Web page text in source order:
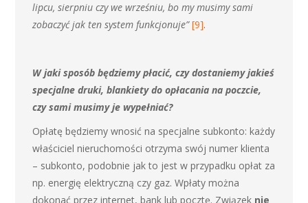
lipcu, sierpniu czy we wrześniu, bo my musimy sami
zobaczyć jak ten system funkcjonuje” [9].
W jaki sposób będziemy płacić, czy dostaniemy jakieś
specjalne druki, blankiety do opłacania na poczcie,
czy sami musimy je wypełniać?
Opłatę będziemy wnosić na specjalne subkonto: każdy
właściciel nieruchomości otrzyma swój numer klienta
– subkonto, podobnie jak to jest w przypadku opłat za
np. energię elektryczną czy gaz. Wpłaty można
dokonać przez internet, bank lub pocztę. Związek nie